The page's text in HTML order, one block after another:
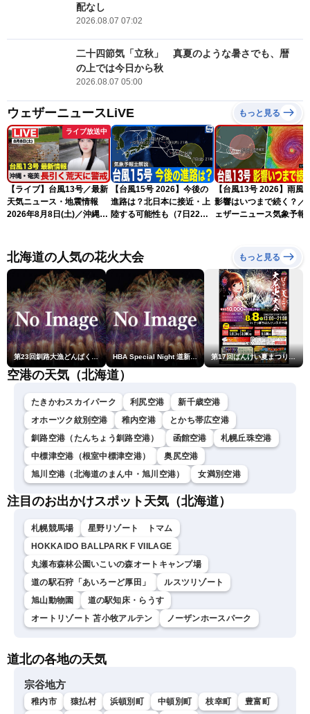
配なし
2026.08.07 07:02
二十四節気「立秋」 真夏のような暑さでも、暦
の上では今日から秋
2026.08.07 05:00
ウェザーニュースLiVE もっと見る
ライブ放送中
【ライブ】台風13号／最新
天気ニュース・地震情報
2026年8月8日(土)／沖縄・
〈ウェザーニュースLiVEモ
ーニング・松本真央／山口
剛央〉
【台風15号 2026】今後の
進路は？北日本に接近・上
陸する可能性も（7日22時
【台風13号 2026】雨風
影響はいつまで続く？／
ェザーニュース気象予報
北海道の人気の花火大会 もっと見る
第23回釧路大漁どんぱく花火大会 ～道新・光と音のファンタジー～ HBA Special Night 道新・秋華火（はなび） 第17回ばんけい夏まつり大花火大会
空港の天気（北海道）
たきかわスカイパーク 利尻空港
新千歳空港
オホーツク紋別空港
稚内空港
とかち帯広空港
釧路空港（たんちょう釧路空港）
函館空港
札幌丘珠空港
中標津空港（根室中標津空港）
奥尻空港
旭川空港（北海道のまん中・旭川空港）
女満別空港
注目のお出かけスポット天気（北海道）
札幌競馬場
星野リゾート トマム
HOKKAIDO BALLPARK F VIILAGE
丸瀬布森林公園いこいの森オートキャンプ場
道の駅石狩「あいろーど厚田」
ルスツリゾート
旭山動物園
道の駅知床・らうす
オートリゾート 苫小牧アルテン
ノーザンホースパーク
道北の各地の天気
宗谷地方
稚内市 猿払村 浜頓別町 中頓別町 枝幸町
豊富町